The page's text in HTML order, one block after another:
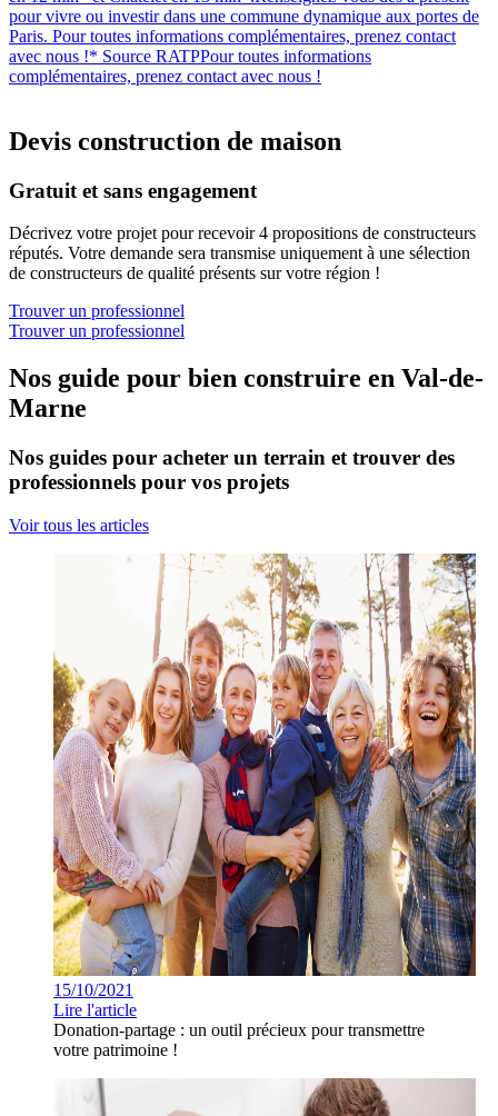
pour vivre ou investir dans une commune dynamique aux portes de
Paris. Pour toutes informations complémentaires, prenez contact
avec nous !* Source RATPPour toutes informations
complémentaires, prenez contact avec nous !
Devis construction de maison
Gratuit et sans engagement
Décrivez votre projet pour recevoir 4 propositions de constructeurs
réputés. Votre demande sera transmise uniquement à une sélection
de constructeurs de qualité présents sur votre région !
Trouver un professionnel
Trouver un professionnel
Nos guide pour bien construire en Val-de-
Marne
Nos guides pour acheter un terrain et trouver des
professionnels pour vos projets
Voir tous les articles
15/10/2021
Lire l'article
Donation-partage : un outil précieux pour transmettre
votre patrimoine !